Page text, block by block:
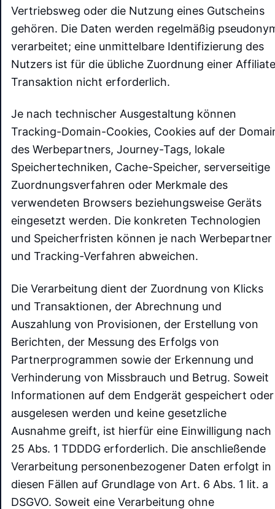
Vertriebsweg oder die Nutzung eines Gutscheins
gehören. Die Daten werden regelmäßig
verarbeitet; eine unmittelbare Identifizierung des
Nutzers ist für die übliche Zuordnung einer
Transaktion nicht erforderlich.
Je nach technischer Ausgestaltung können
Tracking-Domain-Cookies, Cookies auf der
des Werbepartners, Journey-Tags, lokale
Speichertechniken, Cache-Speicher, serverseitige
Zuordnungsverfahren oder Merkmale des
verwendeten Browsers beziehungsweise Geräts
eingesetzt werden. Die konkreten Technologien
und Speicherfristen können je nach Werbepartner
und Tracking-Verfahren abweichen.
Die Verarbeitung dient der Zuordnung von Klicks
und Transaktionen, der Abrechnung und
Auszahlung von Provisionen, der Erstellung von
Berichten, der Messung des Erfolgs von
Partnerprogrammen sowie der Erkennung und
Verhinderung von Missbrauch und Betrug. Soweit
Informationen auf dem Endgerät gespeichert oder
ausgelesen werden und keine gesetzliche
Ausnahme greift, ist hierfür eine Einwilligung nach
25 Abs. 1 TDDDG erforderlich. Die anschließende
Verarbeitung personenbezogener Daten erfolgt in
diesen Fällen auf Grundlage von Art. 6 Abs. 1 lit. a
DSGVO. Soweit eine Verarbeitung ohne